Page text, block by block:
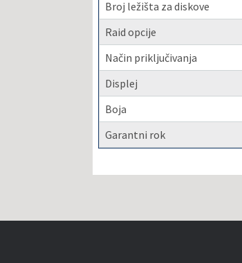
Broj ležišta za diskove
Raid opcije
Način priključivanja
Displej
Boja
Garantni rok